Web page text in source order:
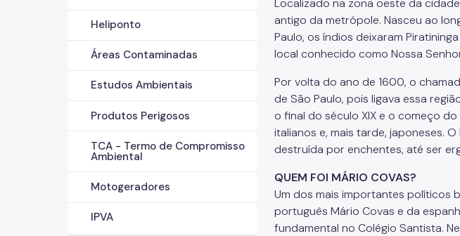
Heliponto
Áreas Contaminadas
Estudos Ambientais
Produtos Perigosos
TCA - Termo de Compromisso
Ambiental
Motogeradores
IPVA
antigo da metrópole. Nasceu ao
Paulo, os índios deixaram
local conhecido como Nossa
Por volta do ano de 1600, o
de São Paulo, pois ligava essa
o final do século XIX e o começo
italianos e, mais tarde, japoneses.
destruída por enchentes, até ser
QUEM FOI MÁRIO COVAS?
Um dos mais importantes políticos
português Mário Covas e da
fundamental no Colégio Santista.